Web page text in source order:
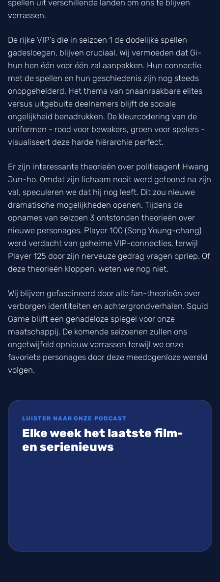
spellen uit verschillende landen om ons te blijven
verrassen.
De rijke VIP’s die in seizoen 1 de dodelijke spellen
gadesloegen, blijven cruciaal. Wij vermoeden dat Gi-
hun hen één voor één zal aanpakken. Hun connectie
met de spellen en hun geschiedenis zijn nog steeds
onopgehelderd. Het thema van onaanraakbare elites
versus uitgebuite deelnemers blijft de sociale
ongelijkheid benadrukken. De kleurcodering van de
uniformen - rood voor bewakers, groen voor spelers -
visualiseert deze harde hiërarchie perfect.
Er zijn interessante theorieën over politieagent Hwang
Jun-ho. Omdat zijn lichaam nooit werd getoond na zijn
val, speculeren we dat hij nog leeft. Dit zou nieuwe
dramatische mogelijkheden openen. Tijdens de
opnames van seizoen 3 ontstonden theorieën over
nieuwe personages. Player 100 (Song Young-chang)
werd verdacht van geheime VIP-connecties, terwijl
Player 125 door zijn nerveuze gedrag vragen opriep. Of
deze theorieën kloppen, weten we nog niet.
Wij blijven gefascineerd door alle fan-theorieën over
verborgen identiteiten en achtergrondverhalen. Squid
Game blijft een genadeloze spiegel voor onze
maatschappij. De komende seizoenen zullen ons
ongetwijfeld opnieuw verrassen terwijl we onze
favoriete personages door deze meedogenloze wereld
volgen.
LUISTER NAAR ONZE PODCAST
Elke week het laatste film-
en serienieuws